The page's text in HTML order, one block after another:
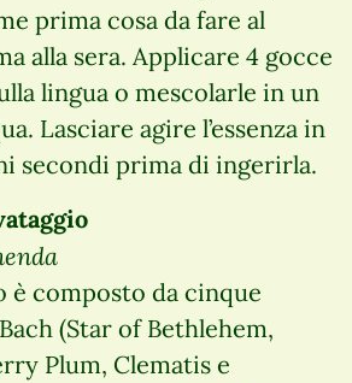
prima cosa da fare al
alla sera. Applicare 4 gocce
lingua o mescolarle in un
Lasciare agire l’essenza in
secondi prima di ingerirla.
è composto da cinque
(Star of Bethlehem,
Plum, Clematis e